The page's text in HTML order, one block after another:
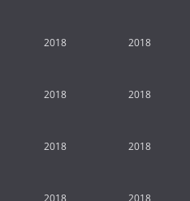
2018 2018
2018 2018
2018 2018